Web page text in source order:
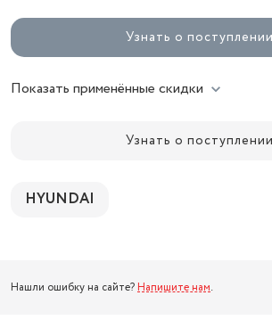
Узнать о поступлении
Показать применённые скидки
Узнать о поступлении
HYUNDAI
Нашли ошибку на сайте? Напишите нам.